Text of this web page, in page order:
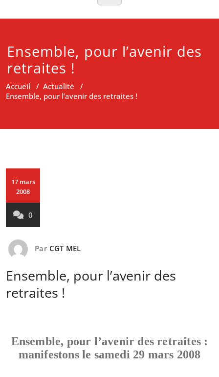
Ensemble, pour l’avenir des
retraites !
Accueil / Actualité /
Ensemble, pour l’avenir des retraites !
17 mars
2008
0
Par CGT MEL
Ensemble, pour l’avenir des
retraites !
Ensemble, pour l’avenir des retraites :
manifestons le samedi 29 mars 2008